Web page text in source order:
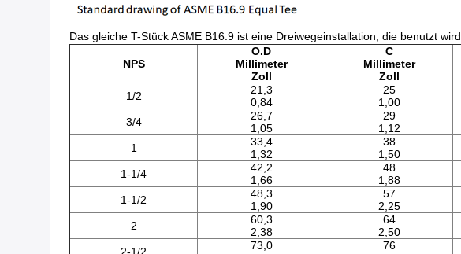
Das gleiche T-Stück ASME B16.9 ist eine Dreiwegeinstallation, die benutzt
NPS
O.D
Millimeter
Zoll
C
Millimeter
Zoll
1/2
21,3
0,84
25
1,00
3/4
26,7
1,05
29
1,12
1
33,4
1,32
38
1,50
1-1/4
42,2
1,66
48
1,88
1-1/2
48,3
1,90
57
2,25
2
60,3
2,38
64
2,50
73,0
76